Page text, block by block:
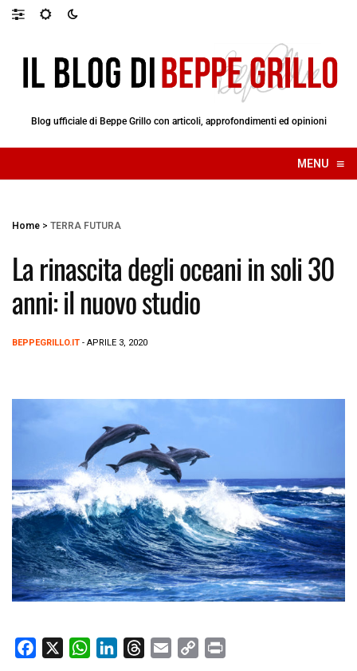
Blog ufficiale di Beppe Grillo con articoli, approfondimenti ed opinioni
MENU ≡
☰
Home > TERRA FUTURA
La rinascita degli oceani in soli 30
anni: il nuovo studio
BEPPEGRILLO.IT - APRILE 3, 2020
W